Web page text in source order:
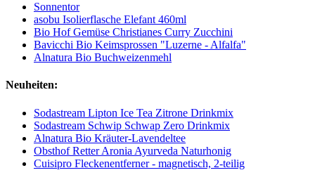
Sonnentor
asobu Isolierflasche Elefant 460ml
Bio Hof Gemüse Christianes Curry Zucchini
Bavicchi Bio Keimsprossen "Luzerne - Alfalfa"
Alnatura Bio Buchweizenmehl
Neuheiten:
Sodastream Lipton Ice Tea Zitrone Drinkmix
Sodastream Schwip Schwap Zero Drinkmix
Alnatura Bio Kräuter-Lavendeltee
Obsthof Retter Aronia Ayurveda Naturhonig
Cuisipro Fleckenentferner - magnetisch, 2-teilig